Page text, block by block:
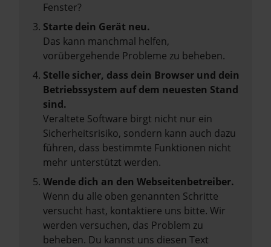
Fenster?
Starte dein Gerät neu.
Das kann manchmal helfen,
vorübergehende Probleme zu beheben.
Stelle sicher, dass dein Browser und dein
Betriebssystem auf dem neuesten Stand
sind.
Veraltete Software birgt nicht nur ein
Sicherheitsrisiko, sondern kann auch dazu
führen, dass bestimmte Funktionen nicht
mehr unterstützt werden.
Wende dich an den Webseitenbetreiber.
Wenn du alle oben genannten Schritte
versucht hast, kontaktiere uns bitte. Wir
werden versuchen, das Problem zu
beheben. Du kannst uns diesen Text